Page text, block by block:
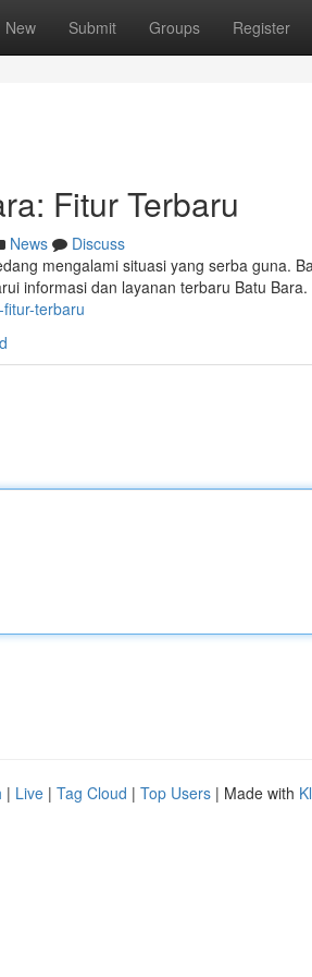
New Submit Groups Register
Fitur Terbaru
News
Discuss
mengalami situasi yang serba guna.
informasi dan layanan terbaru Batu
terbaru
| Live | Tag Cloud | Top Users | Made with